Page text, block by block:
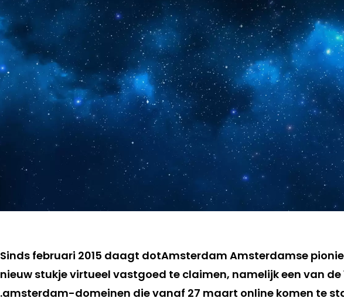
Sinds februari 2015 daagt dotAmsterdam Amsterdamse
nieuw stukje virtueel vastgoed te claimen, namelijk een van de
.amsterdam-domeinen die vanaf 27 maart online komen te